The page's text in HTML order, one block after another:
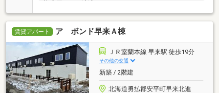
賃貸アパート ア ボンド早来Ａ棟
ＪＲ室蘭本線 早来駅 徒歩19分
その他の交通
新築 / 2階建
北海道勇払郡安平町早来北進